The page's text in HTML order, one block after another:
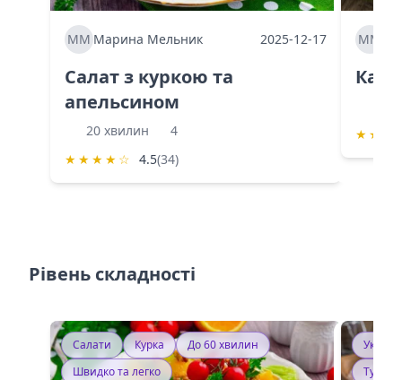
ММ Марина Мельник 2025-12-17
Салат з куркою та
апельсином
20 хвилин
4
★ ★ ★ ★ ☆ 4.5(34)
ММ
★ ★
Рівень складності
Салати Курка
До 60 хвилин
Швидко та легко